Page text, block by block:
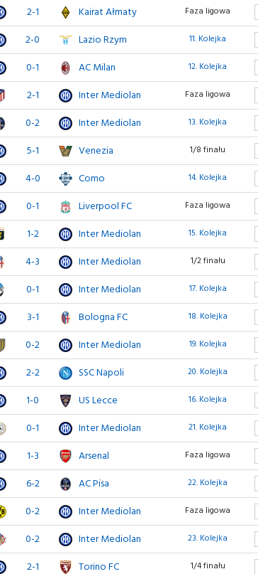
2-1 Kairat Ałmaty Faza ligowa
2-0 Lazio Rzym 11. Kolejka
0-1 AC Milan 12. Kolejka
2-1 Inter Mediolan Faza ligowa
0-2 Inter Mediolan 13. Kolejka
5-1 Venezia 1/8 finału
4-0 Como 14. Kolejka
0-1 Liverpool FC Faza ligowa
1-2 Inter Mediolan 15. Kolejka
4-3 Inter Mediolan 1/2 finału
0-1 Inter Mediolan 17. Kolejka
3-1 Bologna FC 18. Kolejka
0-2 Inter Mediolan 19. Kolejka
2-2 SSC Napoli 20. Kolejka
1-0 US Lecce 16. Kolejka
0-1 Inter Mediolan 21. Kolejka
1-3 Arsenal Faza ligowa
6-2 AC Pisa 22. Kolejka
0-2 Inter Mediolan Faza ligowa
0-2 Inter Mediolan 23. Kolejka
2-1 Torino FC 1/4 finału